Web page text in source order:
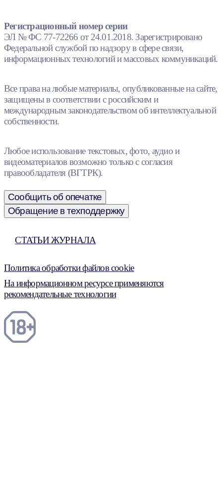
Регистрационный номер серии
ЭЛ № ФС 77-72266 от 24.01.2018. Зарегистрировано
Федеральной службой по надзору в сфере связи,
информационных технологий и массовых коммуникаций.
Все права на любые материалы, опубликованные на сайте,
защищены в соответствии с российским и
международным законодательством об интеллектуальной
собственности.
Любое использование текстовых, фото, аудио и
видеоматериалов возможно только с согласия
правообладателя (ВГТРК).
Сообщить об опечатке
Обращение в техподдержку
СТАТЬИ ЖУРНАЛА
Политика обработки файлов cookie
На информационном ресурсе применяются
рекомендательные технологии